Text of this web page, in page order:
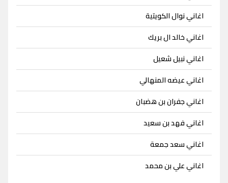
اغاني نوال الكويتية
اغاني خالد ال بريك
اغاني نبيل شعيل
اغاني عيضه المنهالي
اغاني جفران بن هضبان
اغاني فهد بن سعيد
اغاني سعد جمعة
اغاني علي بن محمد